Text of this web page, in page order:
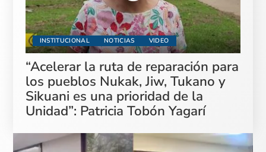
INSTITUCIONAL NOTICIAS VIDEO
“Acelerar la ruta de reparación para
los pueblos Nukak, Jiw, Tukano y
Sikuani es una prioridad de la
Unidad”: Patricia Tobón Yagarí